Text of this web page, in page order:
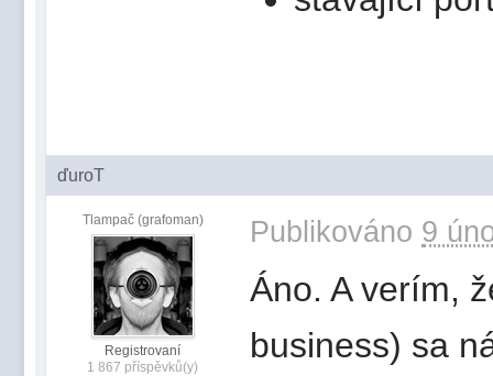
ďuroT
Tlampač (grafoman)
Registrovaní
1 867 příspěvků(y)
Publikováno 9
Áno. A verím,
business) sa